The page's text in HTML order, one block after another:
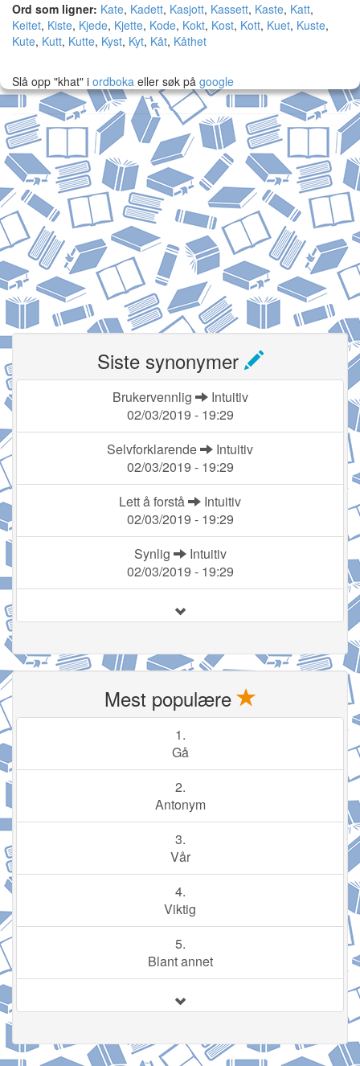
Ord som ligner: Kate, Kadett, Kasjott, Kassett, Kaste, Katt,
Keitet, Kiste, Kjede, Kjette, Kode, Kokt, Kost, Kott, Kuet, Kuste,
Kute, Kutt, Kutte, Kyst, Kyt, Kåt, Kåthet
Slå opp "khat" i ordboka eller søk på google
Siste synonymer
Brukervennlig
Intuitiv
02/03/2019 - 19:29
Selvforklarende
Intuitiv
02/03/2019 - 19:29
Lett å forstå
Intuitiv
02/03/2019 - 19:29
Synlig
Intuitiv
02/03/2019 - 19:29
Mest populære
1.
Gå
2.
Antonym
3.
Vår
4.
Viktig
5.
Blant annet